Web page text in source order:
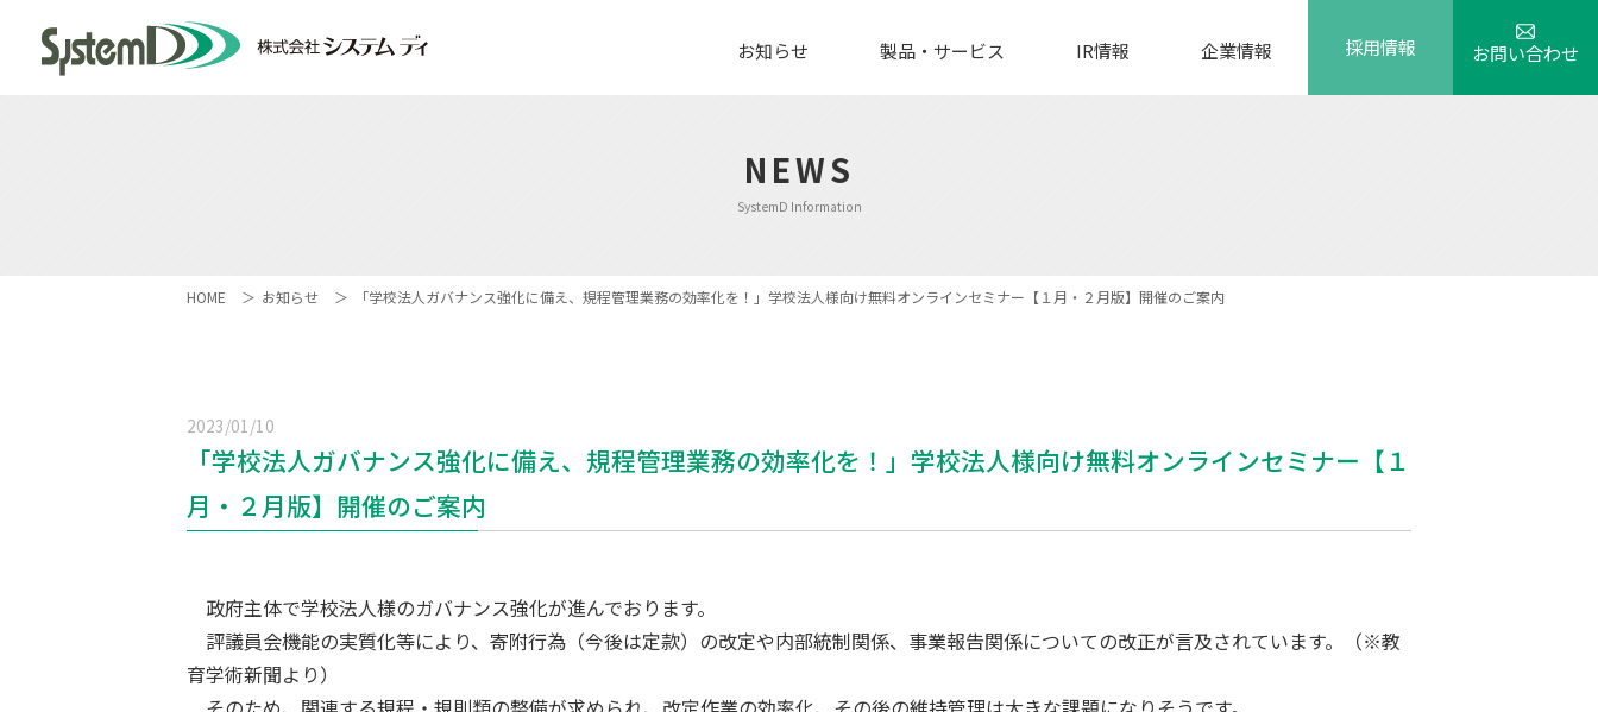
お知らせ 製品・サービス IR情報 企業情報 採用情報 お問い合わせ
NEWS
SystemD Information
HOME お知らせ 「学校法人ガバナンス強化に備え、規程管理業務の効率化を！」学校法人様向け無料オンラインセミナー【１月・２月版】開催のご案内
2023/01/10
「学校法人ガバナンス強化に備え、規程管理業務の効率化を！」学校法人様向け無料オンラインセミナー【１
月・２月版】開催のご案内
政府主体で学校法人様のガバナンス強化が進んでおります。
評議員会機能の実質化等により、寄附行為（今後は定款）の改定や内部統制関係、事業報告関係についての改正が言及されています。（※教
育学術新聞より）